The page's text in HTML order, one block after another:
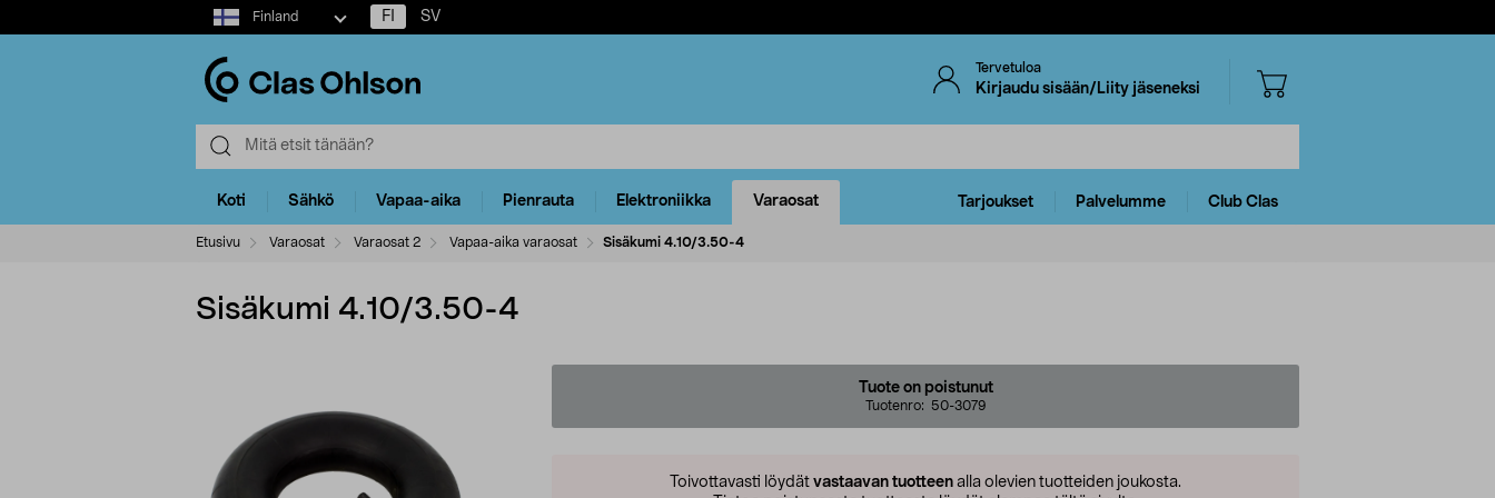
Select
market
Finland FI SV
Tervetuloa
Kirjaudu sisään/Liity jäseneksi
Koti Sähkö Vapaa-aika Pienrauta Elektroniikka Varaosat Tarjoukset Palvelumme Club Clas
Etusivu Varaosat Varaosat 2 Vapaa-aika varaosat Sisäkumi 4.10/3.50-4
Sisäkumi 4.10/3.50-4
Tuote on poistunut
Tuotenro: 50-3079
Toivottavasti löydät vastaavan tuotteen alla olevien tuotteiden joukosta.